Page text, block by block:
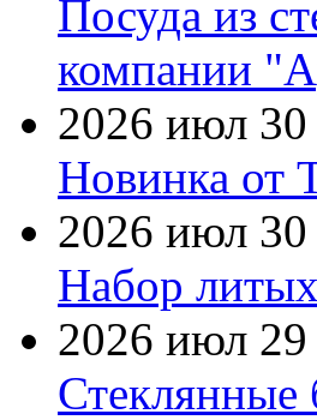
Посуда из
компании
2026 июл 30
Новинка от
2026 июл 30
Набор
2026 июл 29